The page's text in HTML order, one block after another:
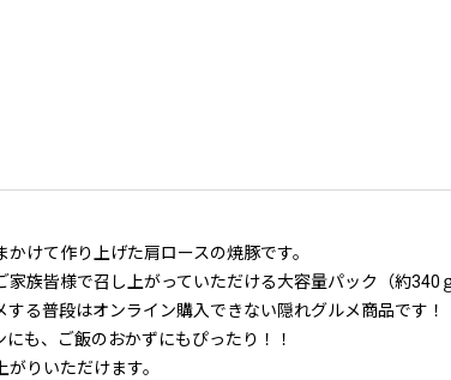
けて作り上げた肩ロースの焼豚です。
族皆様で召し上がっていただける大容量パック（約340
る普段はオンライン購入できない隠れグルメ商品です！
も、ご飯のおかずにもぴったり！！
りいただけます。